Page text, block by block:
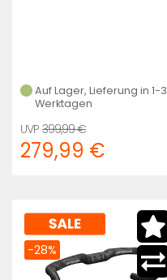
Auf Lager, Lieferung in 1-3
Werktagen
399,99 €
279,99 €
-28%